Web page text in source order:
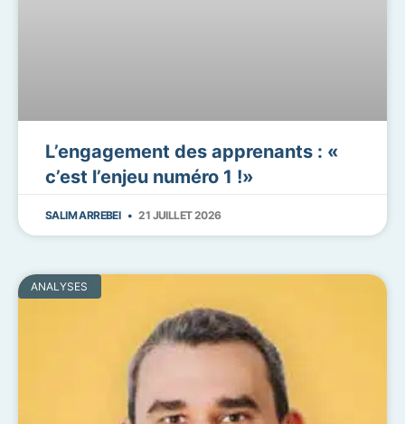
L’engagement des apprenants : «
c’est l’enjeu numéro 1 !»
SALIM ARREBEI 21 JUILLET 2026
ANALYSES